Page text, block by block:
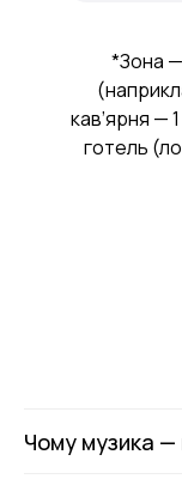
*Зона
кав’ярня —
готель
Чому музика —